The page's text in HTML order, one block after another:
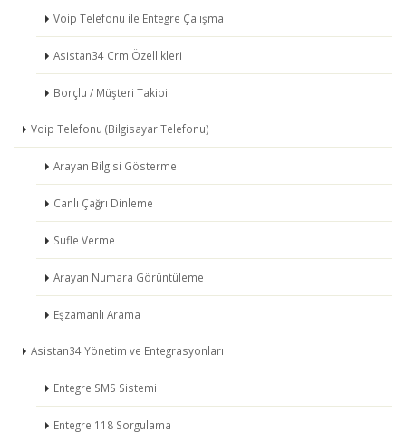
Voip Telefonu ile Entegre Çalışma
Asistan34 Crm Özellikleri
Borçlu / Müşteri Takibi
Voip Telefonu (Bilgisayar Telefonu)
Arayan Bilgisi Gösterme
Canlı Çağrı Dinleme
Sufle Verme
Arayan Numara Görüntüleme
Eşzamanlı Arama
Asistan34 Yönetim ve Entegrasyonları
Entegre SMS Sistemi
Entegre 118 Sorgulama